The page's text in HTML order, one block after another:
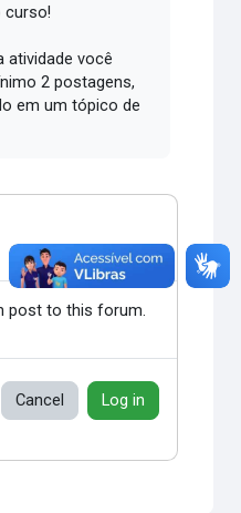
curso!
atividade você
2 postagens,
em um tópico de
post to this forum.
Cancel Log in